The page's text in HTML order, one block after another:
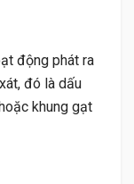
động phát ra
đó là dấu
khung gạt